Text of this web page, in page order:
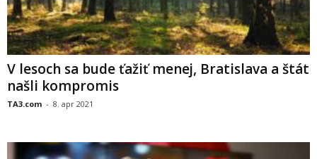
V lesoch sa bude ťažiť menej, Bratislava a štát
našli kompromis
TA3.com - 8. apr 2021